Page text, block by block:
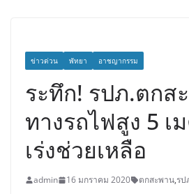
ข่าวด่วน พัทยา อาชญากรรม
ระทึก! รปภ.ตกส
ทางรถไฟสูง 5 เ
เร่งช่วยเหลือ
admin 16 มกราคม 2020 ตกสะพาน,รป